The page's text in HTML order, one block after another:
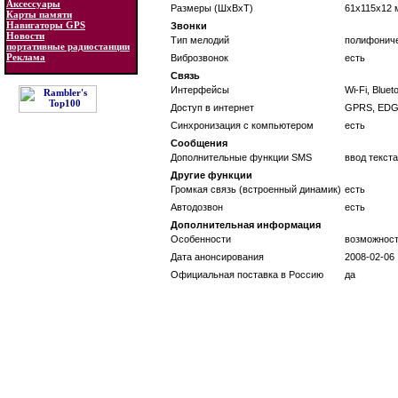
Аксессуары
Карты памяти
Навигаторы GPS
Новости
портативные радиостанции
Реклама
Размеры (ШxВxТ)
61x115x12
Звонки
Тип мелодий
Виброзвонок
есть
Связь
Интерфейсы
Wi-Fi,
Доступ в интернет
GPRS,
Синхронизация с компьютером
есть
Сообщения
Дополнительные функции SMS
ввод
Другие функции
Громкая связь (встроенный динамик) есть
Автодозвон
есть
Дополнительная информация
Особенности
Дата анонсирования
2008-02-06
Официальная поставка в Россию
да